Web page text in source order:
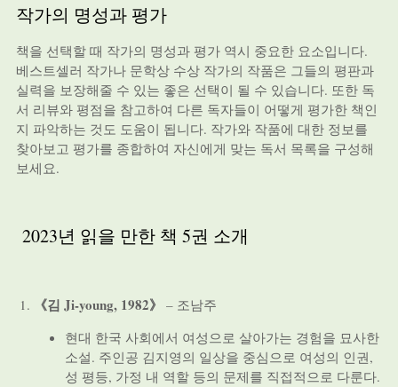
작가의 명성과 평가
책을 선택할 때 작가의 명성과 평가 역시 중요한 요소입니다.
베스트셀러 작가나 문학상 수상 작가의 작품은 그들의 평판과
실력을 보장해줄 수 있는 좋은 선택이 될 수 있습니다. 또한 독
서 리뷰와 평점을 참고하여 다른 독자들이 어떻게 평가한 책인
지 파악하는 것도 도움이 됩니다. 작가와 작품에 대한 정보를
찾아보고 평가를 종합하여 자신에게 맞는 독서 목록을 구성해
보세요.
2023년 읽을 만한 책 5권 소개
《김 Ji-young, 1982》 – 조남주
현대 한국 사회에서 여성으로 살아가는 경험을 묘사한
소설. 주인공 김지영의 일상을 중심으로 여성의 인권,
성 평등, 가정 내 역할 등의 문제를 직접적으로 다룬다.